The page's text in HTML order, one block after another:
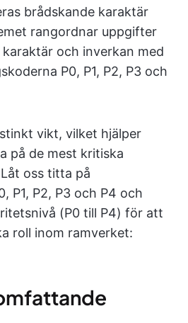
brådskande karaktär
rangordnar uppgifter
och inverkan med
P0, P1, P2, P3 och
vikt, vilket hjälper
på de mest kritiska
oss titta på
P1, P2, P3 och P4 och
(P0 till P4) för att
roll inom ramverket: